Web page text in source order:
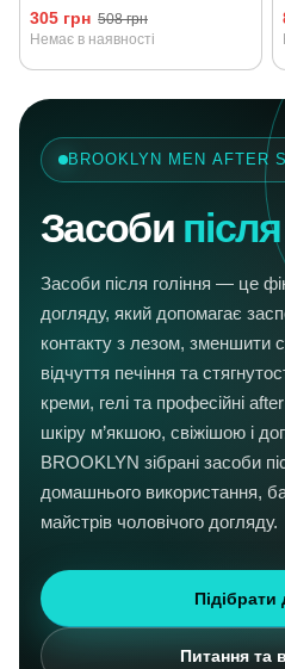
Proraso Green Line 100 мл
305 грн 508 грн
Немає в наявності
BROOKLYN MEN AFTER
Засоби
Засоби після гоління — це
догляду, який допомагає
контакту з лезом, зменшити
відчуття печіння та
креми, гелі та професійні
шкіру м’якшою, свіжішою і
BROOKLYN зібрані засоби
домашнього використання,
майстрів чоловічого догляду.
Підібрати
Питання та